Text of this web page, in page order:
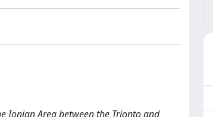
Ionian Area between the Trionto and